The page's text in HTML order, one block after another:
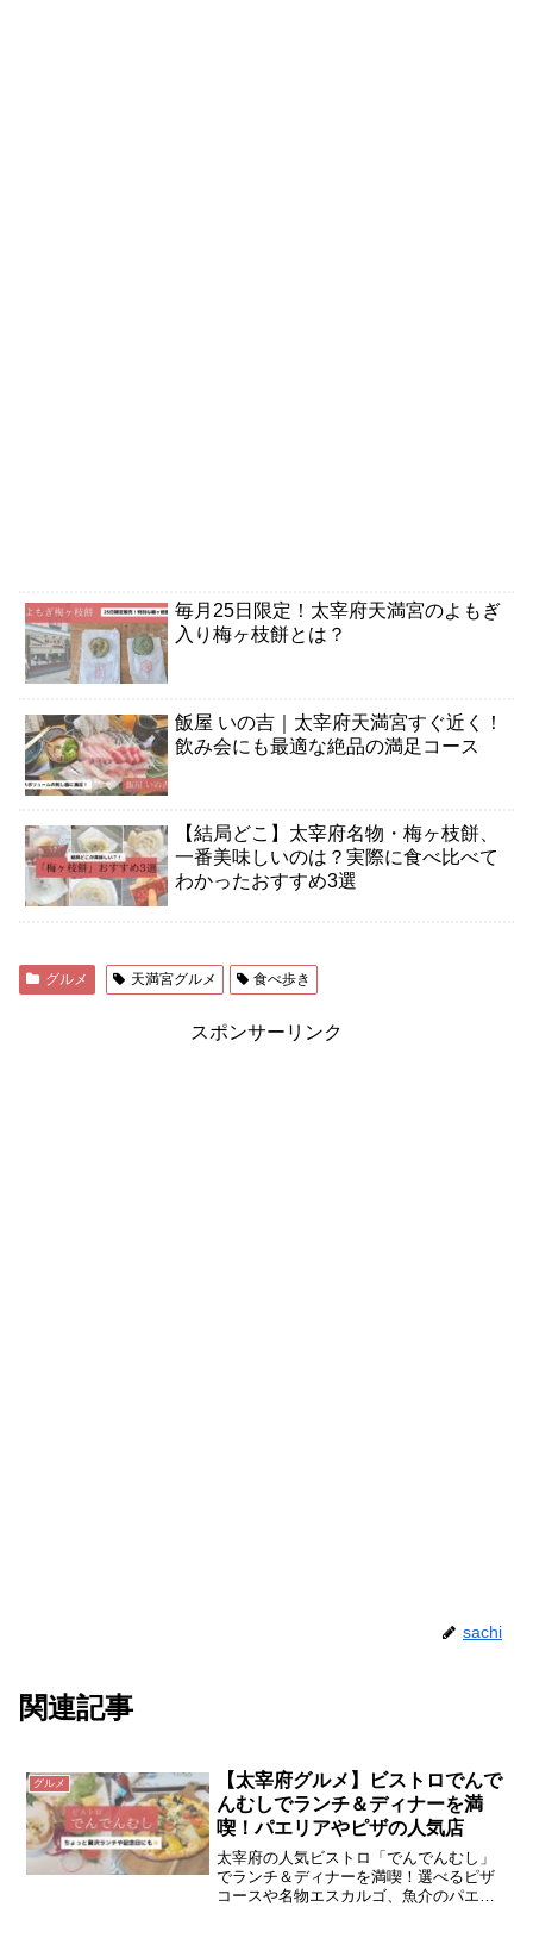
毎月25日限定！太宰府天満宮のよもぎ
入り梅ヶ枝餅とは？
飯屋 いの吉｜太宰府天満宮すぐ近く！
飲み会にも最適な絶品の満足コース
【結局どこ】太宰府名物・梅ヶ枝餅、
一番美味しいのは？実際に食べ比べて
わかったおすすめ3選
グルメ 天満宮グルメ 食べ歩き
スポンサーリンク
sachi
関連記事
グルメ
【太宰府グルメ】ビストロでんで
んむしでランチ＆ディナーを満
喫！パエリアやピザの人気店
太宰府の人気ビストロ「でんでんむし」
でランチ＆ディナーを満喫！選べるピザ
コースや名物エスカルゴ、魚介のパエリ